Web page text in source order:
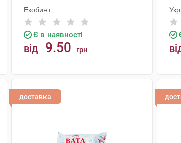
Екобинт
Є в наявності
від 9.50 грн
доставка